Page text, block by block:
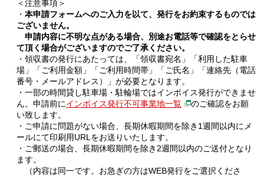
＜注意事項＞
・ 本申請フォームへのご入力を以て、発行をお約束するものでは
ございません。
申請内容に不明な点がある場合、別途お電話等で確認をとらせ
て頂く場合がございますのでご了承ください。
・領収書の発行にあたっては、「領収書宛名」「利用した駐車
場」「ご利用金額」「ご利用時間帯」「ご氏名」「連絡先（電話
番号・メールアドレス）」が必要となります。
・一部の時間貸し駐車場・駐輪場ではインボイス発行ができませ
ん。申請前にインボイス発行不可事業地一覧
のご確認をお願
い致します。
・ご申請に問題がない場合、長期休暇期間を除き1週間以内にメ
ールにて印刷用URLをお送りいたします。
・ご郵送の場合、長期休暇期間を除き2週間以内のご送付となり
ます。
（内容は同一です。お急ぎの方はWEB発行をご選択くださ